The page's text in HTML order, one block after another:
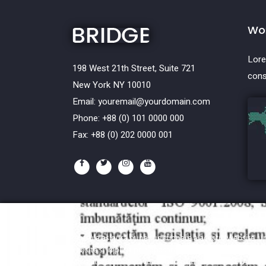
198 West 21th Street, Suite 721
New York NY 10010
Email: youremail@yourdomain.com
Phone: +88 (0) 101 0000 000
Fax: +88 (0) 202 0000 001
Pentru a asigura buna functionare a acestui
website si implicit prin apasarea butonului "
calculatorul dumneavoastra folositi butonul "SETARI